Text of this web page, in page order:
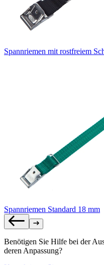
Spannriemen mit rostfreiem
Spannriemen Standard 18 mm
Benötigen Sie Hilfe bei der
deren Anpassung?